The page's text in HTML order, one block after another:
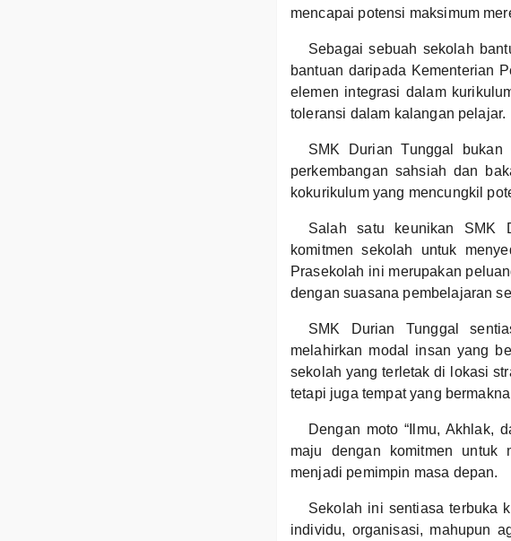
mencapai potensi maksimum
Sebagai sebuah sekolah
bantuan daripada Kementerian
elemen integrasi dalam
toleransi dalam kalangan pelajar.
SMK Durian Tunggal bukan
perkembangan sahsiah dan
kokurikulum yang mencungkil
Salah satu keunikan SMK
komitmen sekolah untuk
Prasekolah ini merupakan
dengan suasana pembelajaran
SMK Durian Tunggal
melahirkan modal insan yang
sekolah yang terletak di lokasi
tetapi juga tempat yang
Dengan moto “Ilmu, Akhlak,
maju dengan komitmen untuk
menjadi pemimpin masa depan.
Sekolah ini sentiasa terbuka
individu, organisasi, mahupun